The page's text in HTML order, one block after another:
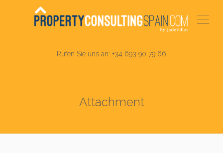
Rufen Sie uns an: +34 693 90 79 66
Attachment